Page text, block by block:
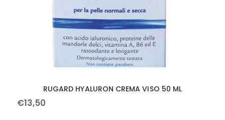
RUGARD HYALURON CREMA VISO 50 ML
€13,50